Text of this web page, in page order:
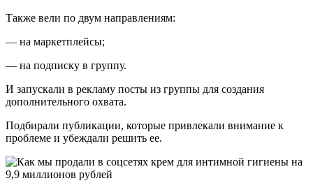
Также вели по двум направлениям:
— на маркетплейсы;
— на подписку в группу.
И запускали в рекламу посты из группы для создания
дополнительного охвата.
Подбирали публикации, которые привлекали внимание к
проблеме и убеждали решить ее.